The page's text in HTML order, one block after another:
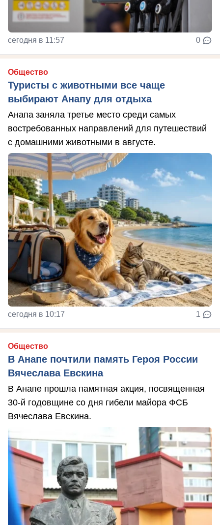
сегодня в 11:57 0
Общество
Туристы с животными все чаще
выбирают Анапу для отдыха
Анапа заняла третье место среди самых
востребованных направлений для путешествий
с домашними животными в августе.
сегодня в 10:17 1
Общество
В Анапе почтили память Героя России
Вячеслава Евскина
В Анапе прошла памятная акция, посвященная
30-й годовщине со дня гибели майора ФСБ
Вячеслава Евскина.